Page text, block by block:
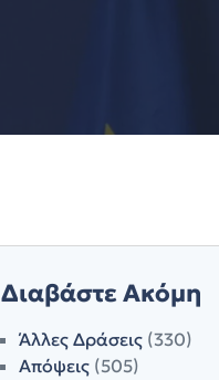
Διαβάστε Ακόμη
Άλλες Δράσεις(330)
Απόψεις(505)